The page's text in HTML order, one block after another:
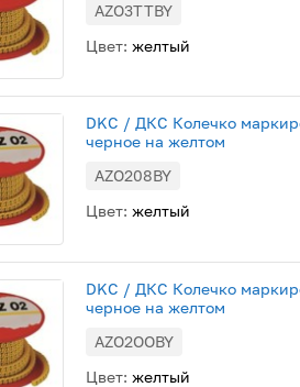
AZO3TTBY
Цвет: желтый
DKC / ДКС Колечко
черное на желтом
AZO208BY
Цвет: желтый
DKC / ДКС Колечко
черное на желтом
AZO2OOBY
Цвет: желтый